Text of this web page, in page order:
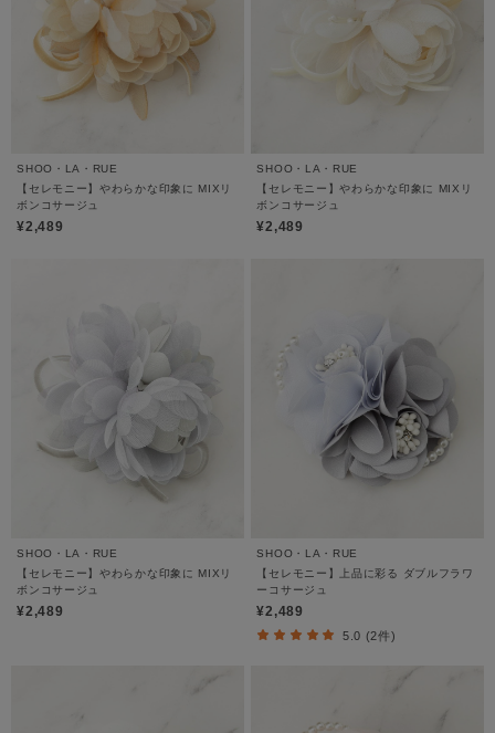
SHOO・LA・RUE
【セレモニー】やわらかな印象に MIXリ
ボンコサージュ
¥2,489
SHOO・LA・RUE
【セレモニー】やわらかな印象に MIXリ
ボンコサージュ
¥2,489
SHOO・LA・RUE
【セレモニー】やわらかな印象に MIXリ
ボンコサージュ
¥2,489
SHOO・LA・RUE
【セレモニー】上品に彩る ダブルフラワ
ーコサージュ
¥2,489
5.0 (2件)